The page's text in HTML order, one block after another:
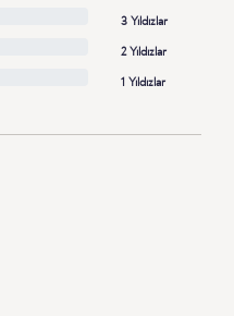
3 Yıldızlar
2 Yıldızlar
1 Yıldızlar